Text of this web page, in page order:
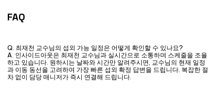
FAQ
Q. 최재천 교수님의 섭외 가능 일정은 어떻게 확인할 수 있나요?
A. 인사이드아웃은 최재천 교수님과 실시간으로 소통하며 스케줄을 조율
하고 있습니다. 원하시는 날짜와 시간만 알려주시면, 교수님의 현재 일정
과 이동 동선을 고려하여 가장 빠른 섭외 확정 답변을 드립니다. 복잡한 절
차 없이 담당 매니저가 즉시 연결해 드립니다.